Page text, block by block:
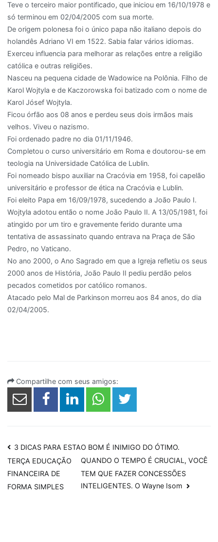
Teve o terceiro maior pontificado, que iniciou em 16/10/1978 e
só terminou em 02/04/2005 com sua morte.
De origem polonesa foi o único papa não italiano depois do
holandês Adriano VI em 1522. Sabia falar vários idiomas.
Exerceu influencia para melhorar as relações entre a religião
católica e outras religiões.
Nasceu na pequena cidade de Wadowice na Polônia. Filho de
Karol Wojtyla e de Kaczorowska foi batizado com o nome de
Karol Jósef Wojtyla.
Ficou órfão aos 08 anos e perdeu seus dois irmãos mais
velhos. Viveu o nazismo.
Foi ordenado padre no dia 01/11/1946.
Completou o curso universitário em Roma e doutorou-se em
teologia na Universidade Católica de Lublin.
Foi nomeado bispo auxiliar na Cracóvia em 1958, foi capelão
universitário e professor de ética na Cracóvia e Lublin.
Foi eleito Papa em 16/09/1978, sucedendo a João Paulo I.
Wojtyla adotou então o nome João Paulo II. A 13/05/1981, foi
atingido por um tiro e gravemente ferido durante uma
tentativa de assassinato quando entrava na Praça de São
Pedro, no Vaticano.
No ano 2000, o Ano Sagrado em que a Igreja refletiu os seus
2000 anos de História, João Paulo II pediu perdão pelos
pecados cometidos por católico romanos.
Atacado pelo Mal de Parkinson morreu aos 84 anos, do dia
02/04/2005.
Compartilhe com seus amigos:
Navegação
de
Post
3 DICAS PARA ESTA
TERÇA EDUCAÇÃO
FINANCEIRA DE
FORMA SIMPLES
O BOM É INIMIGO DO ÓTIMO.
QUANDO O TEMPO É CRUCIAL, VOCÊ
TEM QUE FAZER CONCESSÕES
INTELIGENTES. O Wayne Isom